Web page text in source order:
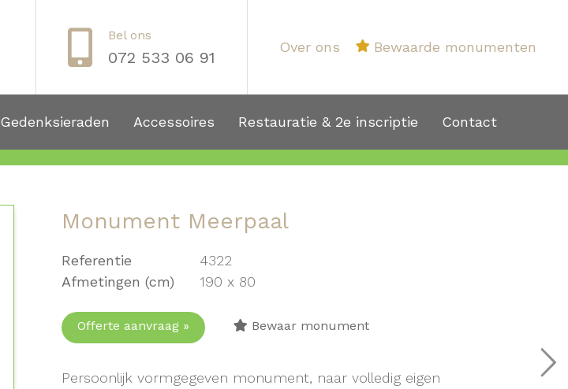
Bel ons
072 533 06 91
Over ons Bewaarde monumenten
Gedenksieraden Accessoires Restauratie & 2e inscriptie Contact
Monument Meerpaal
Referentie
4322
Afmetingen (cm)
190 x 80
Offerte aanvraag » Bewaar monument
Persoonlijk vormgegeven monument, naar volledig eigen